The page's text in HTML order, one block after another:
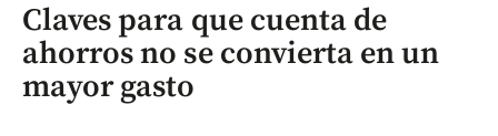
Claves para que cuenta de
ahorros no se convierta en un
mayor gasto